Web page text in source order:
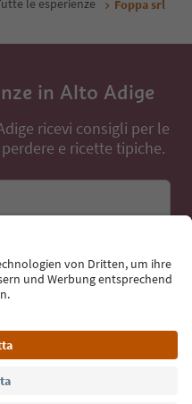
le esperienze Foppa srl
in Alto Adige
ricevi consigli per le
e ricette tipiche.
newsletter